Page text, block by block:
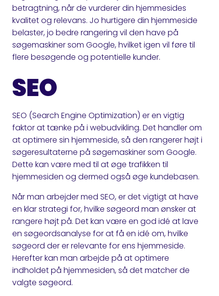
betragtning, når de vurderer din hjemmesides
kvalitet og relevans. Jo hurtigere din hjemmeside
belaster, jo bedre rangering vil den have på
søgemaskiner som Google, hvilket igen vil føre til
flere besøgende og potentielle kunder.
SEO
SEO (Search Engine Optimization) er en vigtig
faktor at tænke på i webudvikling. Det handler om
at optimere sin hjemmeside, så den rangerer højt i
søgeresultaterne på søgemaskiner som Google.
Dette kan være med til at øge trafikken til
hjemmesiden og dermed også øge kundebasen.
Når man arbejder med SEO, er det vigtigt at have
en klar strategi for, hvilke søgeord man ønsker at
rangere højt på. Det kan være en god idé at lave
en søgeordsanalyse for at få en idé om, hvilke
søgeord der er relevante for ens hjemmeside.
Herefter kan man arbejde på at optimere
indholdet på hjemmesiden, så det matcher de
valgte søgeord.